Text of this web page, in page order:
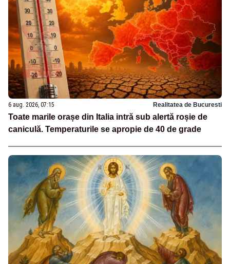
6 aug. 2026, 07:15 Realitatea de Bucuresti
Toate marile orașe din Italia intră sub alertă roșie de
caniculă. Temperaturile se apropie de 40 de grade